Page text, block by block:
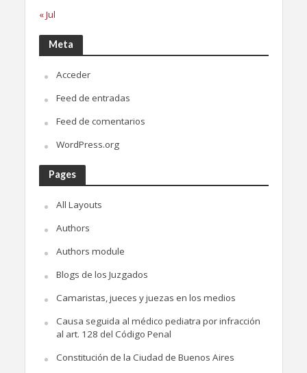
« Jul
Meta
Acceder
Feed de entradas
Feed de comentarios
WordPress.org
Pages
All Layouts
Authors
Authors module
Blogs de los Juzgados
Camaristas, jueces y juezas en los medios
Causa seguida al médico pediatra por infracción
al art. 128 del Código Penal
Constitución de la Ciudad de Buenos Aires